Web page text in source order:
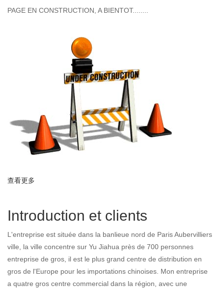
PAGE EN CONSTRUCTION, A BIENTOT........
查看更多
Introduction et clients
L'entreprise est située dans la banlieue nord de Paris Aubervilliers
ville, la ville concentre sur Yu Jiahua près de 700 personnes
entreprise de gros, il est le plus grand centre de distribution en
gros de l'Europe pour les importations chinoises. Mon entreprise
a quatre gros centre commercial dans la région, avec une